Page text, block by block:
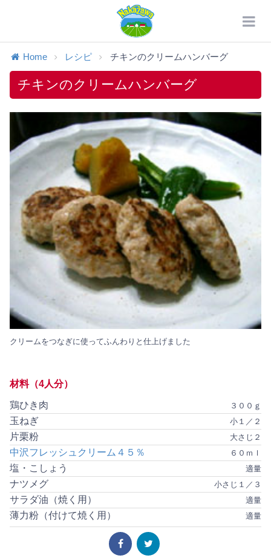
Home レシピ チキンのクリームハンバーグ
チキンのクリームハンバーグ
クリームをつなぎに使ってふんわりと仕上げました
材料（4人分）
３００ｇ
鶏ひき肉
小１／２
玉ねぎ
大さじ２
片栗粉
６０ｍｌ
中沢フレッシュクリーム４５％
適量
塩・こしょう
小さじ１／３
ナツメグ
適量
サラダ油（焼く用）
適量
薄力粉（付けて焼く用）